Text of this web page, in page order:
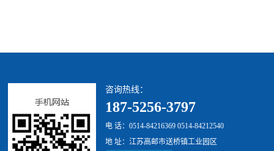
咨询热线：
187-5256-3797
电 话：0514-84216369 0514-84212540
地 址：江苏高邮市送桥镇工业园区